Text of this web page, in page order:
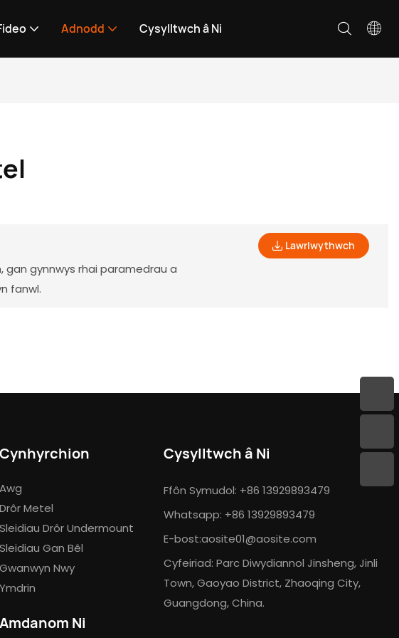
Adnodd Cysylltwch â Ni
gynnwys rhai paramedrau a
fanwl.
Lawrlwythwch
Cynhyrchion
Awg
Drôr Metel
Sleidiau Drôr Undermount
Sleidiau Gan Bêl
Gwanwyn Nwy
Ymdrin
Amdanom Ni
Cysylltwch â Ni
Ffôn Symudol: +86 13929893479
Whatsapp: +86 13929893479
E-bost:aosite01@aosite.com
Cyfeiriad: Parc Diwydiannol Jinsheng, Jinli
Town, Gaoyao District, Zhaoqing City,
Guangdong, China.